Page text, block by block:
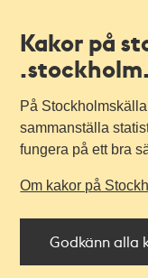
Kakor på
På
sammanställa
fungera på ett bra
Om kakor på
Godkänn alla